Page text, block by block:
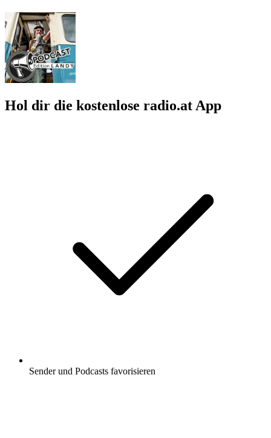
Hol dir die kostenlose radio.at App
Sender und Podcasts favorisieren